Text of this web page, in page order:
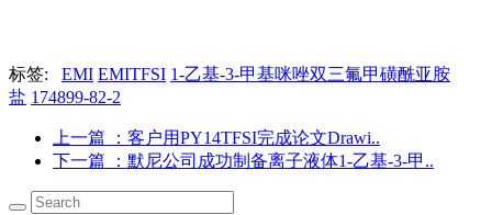
标签: EMI EMITFSI 1-乙基-3-甲基咪唑双三氟甲磺酰亚胺
盐 174899-82-2
上一篇
：客户用PY14TFSI完成论文Drawi..
下一篇
：默尼公司成功制备离子液体1-乙基-3-甲..